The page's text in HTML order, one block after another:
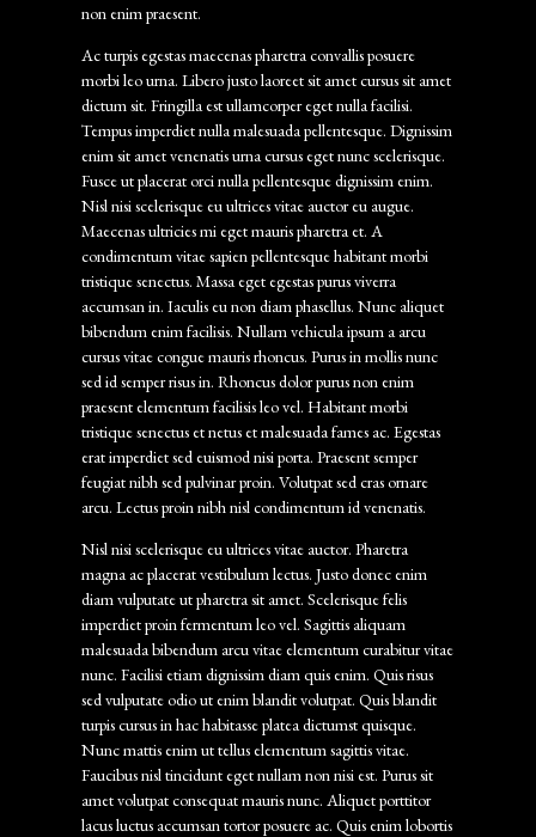
non enim praesent.
Ac turpis egestas maecenas pharetra convallis posuere
morbi leo urna. Libero justo laoreet sit amet cursus sit amet
dictum sit. Fringilla est ullamcorper eget nulla facilisi.
Tempus imperdiet nulla malesuada pellentesque. Dignissim
enim sit amet venenatis urna cursus eget nunc scelerisque.
Fusce ut placerat orci nulla pellentesque dignissim enim.
Nisl nisi scelerisque eu ultrices vitae auctor eu augue.
Maecenas ultricies mi eget mauris pharetra et. A
condimentum vitae sapien pellentesque habitant morbi
tristique senectus. Massa eget egestas purus viverra
accumsan in. Iaculis eu non diam phasellus. Nunc aliquet
bibendum enim facilisis. Nullam vehicula ipsum a arcu
cursus vitae congue mauris rhoncus. Purus in mollis nunc
sed id semper risus in. Rhoncus dolor purus non enim
praesent elementum facilisis leo vel. Habitant morbi
tristique senectus et netus et malesuada fames ac. Egestas
erat imperdiet sed euismod nisi porta. Praesent semper
feugiat nibh sed pulvinar proin. Volutpat sed cras ornare
arcu. Lectus proin nibh nisl condimentum id venenatis.
Nisl nisi scelerisque eu ultrices vitae auctor. Pharetra
magna ac placerat vestibulum lectus. Justo donec enim
diam vulputate ut pharetra sit amet. Scelerisque felis
imperdiet proin fermentum leo vel. Sagittis aliquam
malesuada bibendum arcu vitae elementum curabitur vitae
nunc. Facilisi etiam dignissim diam quis enim. Quis risus
sed vulputate odio ut enim blandit volutpat. Quis blandit
turpis cursus in hac habitasse platea dictumst quisque.
Nunc mattis enim ut tellus elementum sagittis vitae.
Faucibus nisl tincidunt eget nullam non nisi est. Purus sit
amet volutpat consequat mauris nunc. Aliquet porttitor
lacus luctus accumsan tortor posuere ac. Quis enim lobortis